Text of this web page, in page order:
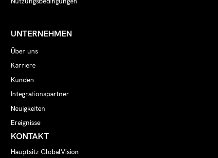
UNTERNEHMEN
Über uns
Karriere
Kunden
Integrationspartner
Neuigkeiten
Ereignisse
KONTAKT
Hauptsitz GlobalVision